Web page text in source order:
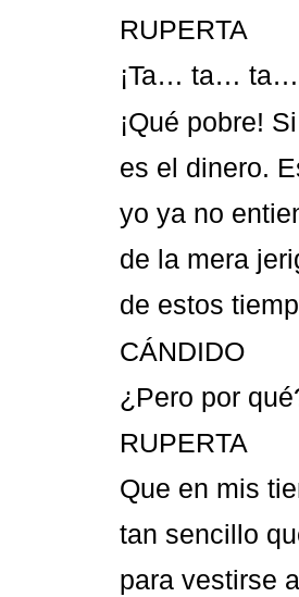
RUPERTA
¡Ta… ta… ta…
¡Qué pobre!
es el dinero.
yo ya no
de la mera
de estos
CÁNDIDO
¿Pero por
RUPERTA
Que en mis
tan sencillo
para vestirse